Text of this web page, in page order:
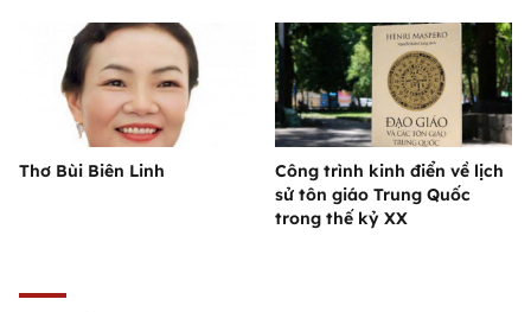
Thơ Bùi Biên Linh
Công trình kinh điển về lịch
sử tôn giáo Trung Quốc
trong thế kỷ XX